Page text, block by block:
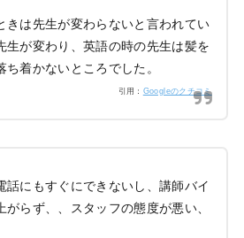
きは先生が変わらないと言われてい
生が変わり、英語の時の先生は髪を
着かないところでした。
引用： Googleのクチコミ
話にもすぐにできないし、講師バイ
がらず、、スタッフの態度が悪い、